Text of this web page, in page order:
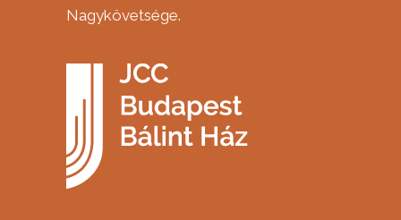
Nagykövetsége.